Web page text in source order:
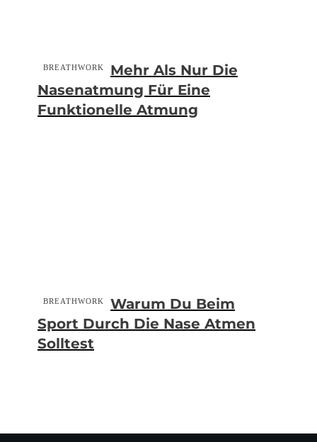
BREATHWORK
Mehr Als Nur Die
Nasenatmung Für Eine
Funktionelle Atmung
BREATHWORK
Warum Du Beim
Sport Durch Die Nase Atmen
Solltest